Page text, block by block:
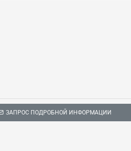
ЗАПРОС ПОДРОБНОЙ ИНФОРМАЦИИ